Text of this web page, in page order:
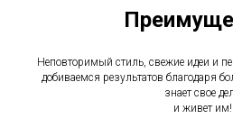
Неповторимый стиль, свежие идеи и
добиваемся результатов благодаря
знает свое
и живет им!